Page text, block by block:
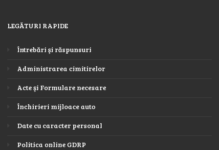
LEGĂTURI RAPIDE
Întrebări şi răspunsuri
Administrarea cimitirelor
Acte şi Formulare necesare
Închirieri mijloace auto
Date cu caracter personal
Politica online GDRP